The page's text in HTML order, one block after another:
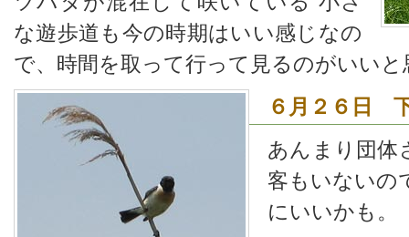
な遊歩道も今の時期はいい感じなの
で、時間を取って行って見るのがいい
６月２６日
あんまり団体
客もいないの
にいいかも。